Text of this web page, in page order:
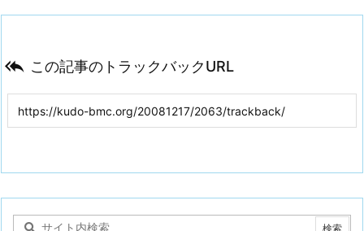
 この記事のトラックバックURL